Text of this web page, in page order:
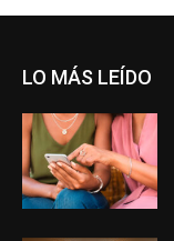
LO MÁS LEÍDO